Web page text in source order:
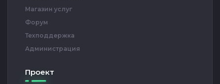
Магазин услуг
Форум
Техподдержка
Администрация
Проект